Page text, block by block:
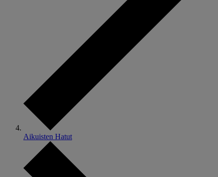
Aikuisten Hatut